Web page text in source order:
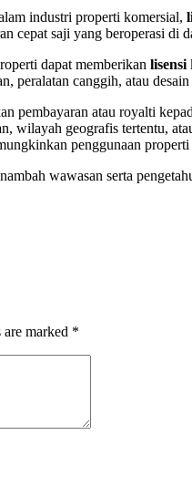
industri properti komersial,
cepat saji yang beroperasi di
dapat memberikan lisensi
peralatan canggih, atau
pembayaran atau royalti
wilayah geografis tertentu,
penggunaan
wawasan serta
marked *